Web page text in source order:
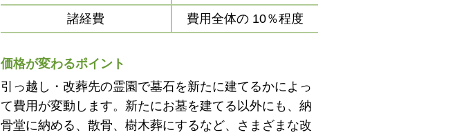
諸経費 費用全体の 10％程度
価格が変わるポイント
引っ越し・改葬先の霊園で墓石を新たに建てるかによっ
て費用が変動します。新たにお墓を建てる以外にも、納
骨堂に納める、散骨、樹木葬にするなど、さまざまな改